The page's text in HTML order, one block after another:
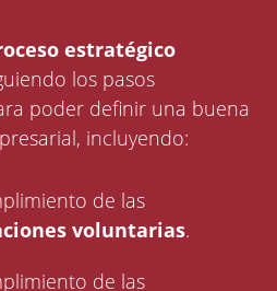
estratégico
los pasos
poder definir una buena
incluyendo:
de las
voluntarias.
de las